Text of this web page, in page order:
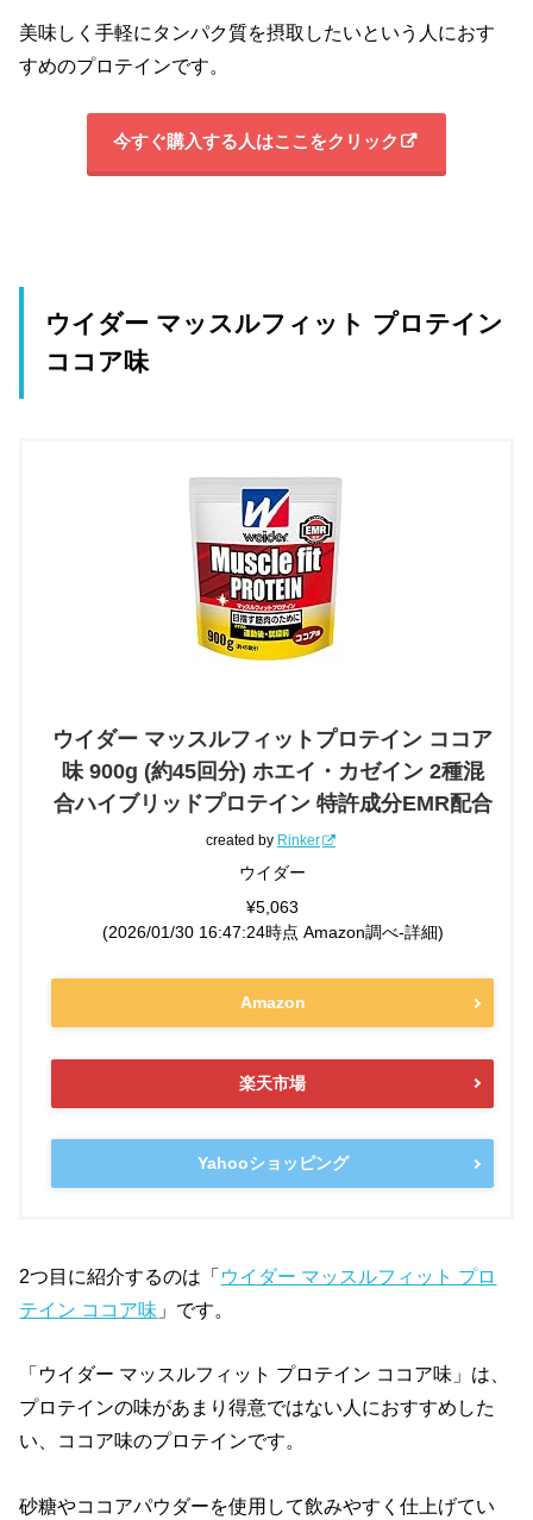
美味しく手軽にタンパク質を摂取したいという人におす
すめのプロテインです。
今すぐ購入する人はここをクリック
ウイダー マッスルフィット プロテイン
ココア味
ウイダー マッスルフィットプロテイン ココア
味 900g (約45回分) ホエイ・カゼイン 2種混
合ハイブリッドプロテイン 特許成分EMR配合
created by Rinker
ウイダー
¥5,063
(2026/01/30 16:47:24時点 Amazon調べ-詳細)
Amazon
楽天市場
Yahooショッピング
2つ目に紹介するのは「ウイダー マッスルフィット プロ
テイン ココア味 」です。
「ウイダー マッスルフィット プロテイン ココア味」は、
プロテインの味があまり得意ではない人におすすめした
い、ココア味のプロテインです。
砂糖やココアパウダーを使用して飲みやすく仕上げてい